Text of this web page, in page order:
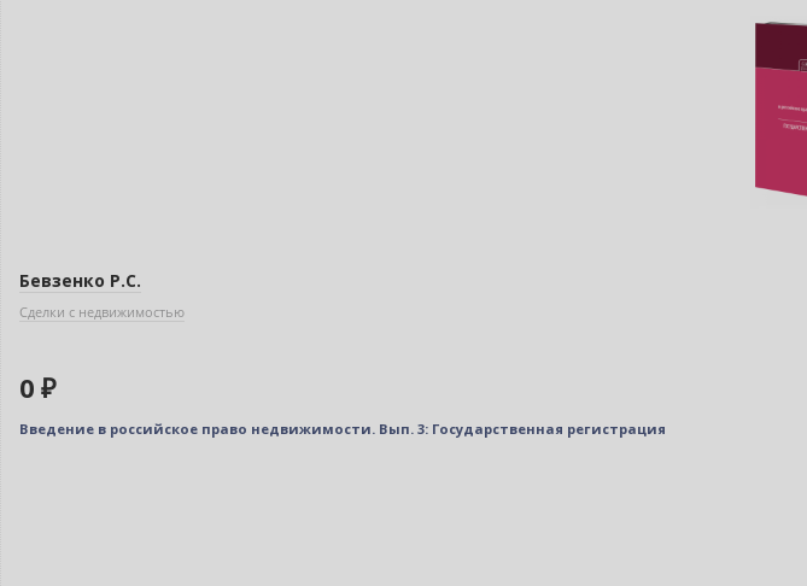
Бевзенко Р.С.
Сделки с недвижимостью
0 ₽
Введение в российское право недвижимости. Вып. 3: Государственная регистрация